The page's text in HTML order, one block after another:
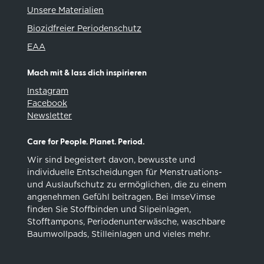
Unsere Materialien
Biozidfreier Periodenschutz
EAA
Mach mit & lass dich inspirieren
Instagram
Facebook
Newsletter
Care for People. Planet. Period.
Wir sind begeistert davon, bewusste und
individuelle Entscheidungen für Menstruations-
und Auslaufschutz zu ermöglichen, die zu einem
angenehmen Gefühl beitragen. Bei ImseVimse
finden Sie Stoffbinden und Slipeinlagen,
Stofftampons, Periodenunterwäsche, waschbare
Baumwollpads, Stilleinlagen und vieles mehr.